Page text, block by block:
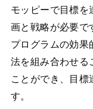
モッピーで目標を
画と戦略が必要で
プログラムの効果
法を組み合わせる
ことができ、目標
す。